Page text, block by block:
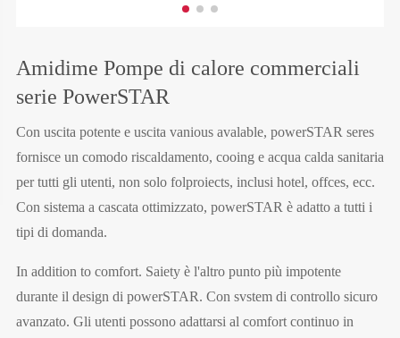
Amidime Pompe di calore commerciali
serie PowerSTAR
Con uscita potente e uscita vanious avalable, powerSTAR seres
fornisce un comodo riscaldamento, cooing e acqua calda sanitaria
per tutti gli utenti, non solo folproiects, inclusi hotel, offces, ecc.
Con sistema a cascata ottimizzato, powerSTAR è adatto a tutti i
tipi di domanda.
In addition to comfort. Saiety è l'altro punto più impotente
durante il design di powerSTAR. Con svstem di controllo sicuro
avanzato. Gli utenti possono adattarsi al comfort continuo in